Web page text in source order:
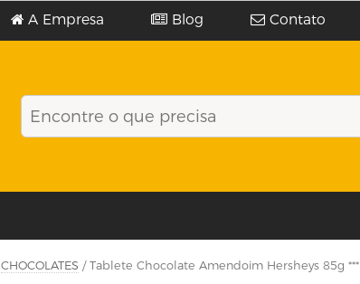
A Empresa Blog Contato
CHOCOLATES / Tablete Chocolate Amendoim Hersheys 85g ***